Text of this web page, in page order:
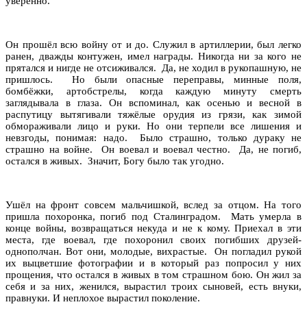
Он прошёл всю войну от и до. Служил в артиллерии, был легко
ранен, дважды контужен, имел награды. Никогда ни за кого не
прятался и нигде не отсиживался. Да, не ходил в рукопашную, не
пришлось. Но были опасные переправы, минные поля,
бомбёжки, артобстрелы, когда каждую минуту смерть
заглядывала в глаза. Он вспоминал, как осенью и весной в
распутицу вытягивали тяжёлые орудия из грязи, как зимой
обмораживали лицо и руки. Но они терпели все лишения и
невзгоды, понимая: надо. Было страшно, только дураку не
страшно на войне. Он воевал и воевал честно. Да, не погиб,
остался в живых. Значит, Богу было так угодно.
Ушёл на фронт совсем мальчишкой, вслед за отцом. На того
пришла похоронка, погиб под Сталинградом. Мать умерла в
конце войны, возвращаться некуда и не к кому. Приехал в эти
места, где воевал, где похоронил своих погибших друзей-
однополчан. Вот они, молодые, вихрастые. Он погладил рукой
их выцветшие фотографии и в который раз попросил у них
прощения, что остался в живых в том страшном бою. Он жил за
себя и за них, женился, вырастил троих сыновей, есть внуки,
правнуки. И неплохое вырастил поколение.